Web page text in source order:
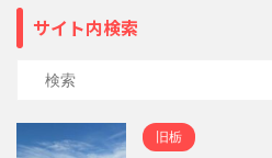
サイト内検索
旧栃